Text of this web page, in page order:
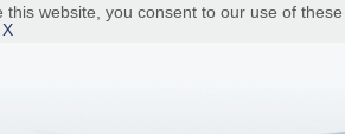
website, you consent to our use of